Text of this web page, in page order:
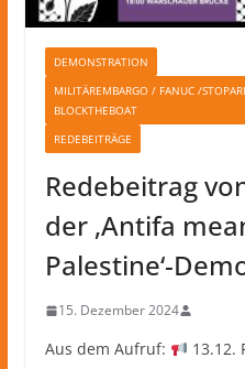
DEMONSTRATION
MILITÄREMBARGO / FANUC /
BLOCKTHEBOAT
REDEBEITRÄGE
Redebeitrag
der ‚Antifa
Palestine‘-
15. Dezember 2024
Aus dem Aufruf:
13.12.